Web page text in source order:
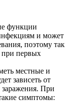
функции
и может
поэтому так
при первых
местные и
зависеть от
заражения. При
симптомы: